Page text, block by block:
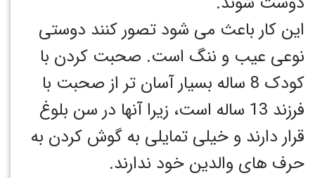
این کار باعث می شود تصور کنند دوستی
نوعی عیب و ننگ است. صحبت کردن با
کودک 8 ساله بسیار آسان تر از صحبت با
فرزند 13 ساله است، زیرا آنها در سن بلوغ
قرار دارند و خیلی تمایلی به گوش کردن به
حرف های والدین خود ندارند.